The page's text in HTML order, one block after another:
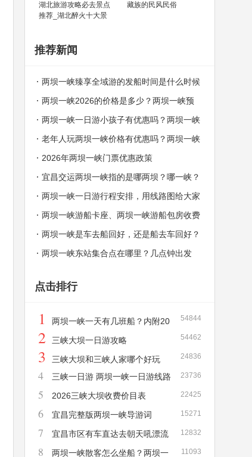
湖北旅游攻略必去景点
推荐_湖北醉火十大景
藏族的民风民俗
推荐新闻
两坝一峡臻享全域游的发船时间是什么时候
两坝一峡2026的价格是多少？两坝一峡预
订中心电话
两坝一峡一日游小孩子有优惠吗？两坝一峡
哪些人群可以免费？
老年人玩两坝一峡价格有优惠吗？两坝一峡
老年人价格
2026年两坝一峡门票优惠政策
宜昌交运两坝一峡指的是哪两坝？哪一峡？
一天有几班？
两坝一峡一日游行程安排，用线路图给大家
解释，秒懂！
两坝一峡游船卡座、两坝一峡游船包房收费
价格和介绍
两坝一峡是车去船回好，还是船去车回好？
两坝一峡东站集合点在哪里？几点钟出发
点击排行
54844
1
两坝一峡一天有几班船？内附20
26年新版两坝一峡游船时刻表！
54462
2 三峡大坝一日游攻略
24836
3 三峡大坝和三峡人家哪个好玩
23736
4
三峡一日游 两坝一峡一日游线路
详解
22425
5 2026三峡大坝收费价目表
15271
6 宜昌完整版两坝一峡导游词
12832
7
宜昌市区有车直达去朝天吼漂流
吗？需要多长时间？多少钱？
11093
8
两坝一峡散客怎么坐船？两坝一